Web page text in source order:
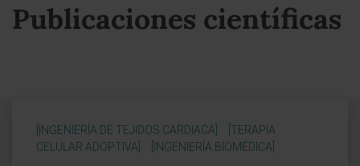
Publicaciones científicas
[INGENIERÍA DE TEJIDOS CARDIACA]
[TERAPIA
CELULAR ADOPTIVA]
[INGENIERÍA BIOMÉDICA]